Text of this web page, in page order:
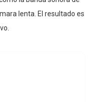
lenta. El resultado es